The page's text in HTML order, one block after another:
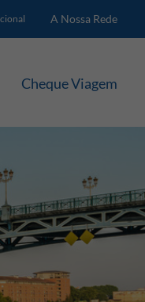
A Nossa Rede
Cheque Viagem